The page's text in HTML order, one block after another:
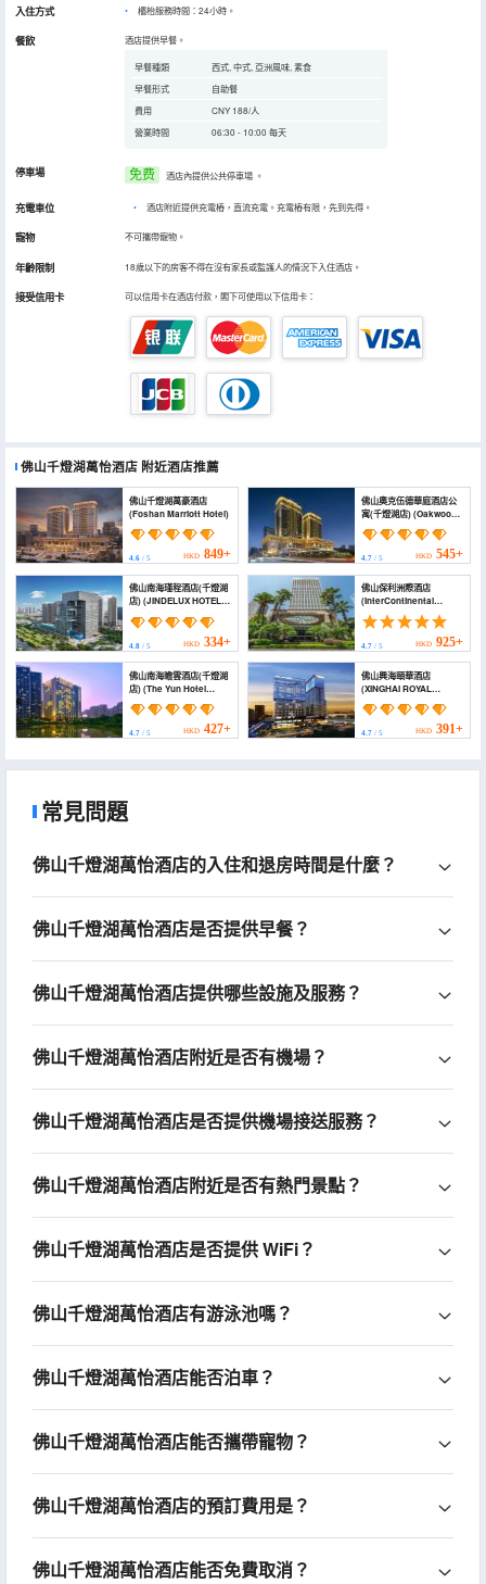
入住方式 櫃枱服務時間：24小時。
餐飲 酒店提供早餐。
早餐種類
西式, 中式, 亞洲風味, 素食
早餐形式
自助餐
費用
CNY 188/人
營業時間
06:30 - 10:00 每天
停車場 免费 酒店內提供公共停車場 。
充電車位 • 酒店附近提供充電樁，直流充電。充電樁有限，先到先得。
寵物 不可攜帶寵物。
年齡限制 18歲以下的房客不得在沒有家長或監護人的情況下入住酒店。
接受信用卡 可以信用卡在酒店付款，閣下可使用以下信用卡：
佛山千燈湖萬怡酒店 附近酒店推薦
佛山千燈湖萬豪酒店
(Foshan Marriott Hotel)
4.6 / 5 HKD 849+
佛山奧克伍德華庭酒店公
寓(千燈湖店) (Oakwood
Residence Foshan)
4.7/ 5 HKD 545+
佛山南海瑾程酒店(千燈湖
店) (JINDELUX HOTEL
4.8 / 5 HKD 334+
佛山保利洲際酒店
(InterContinental
Hotels FOSHAN by IHG)
4.7/ 5 HKD 925+
佛山南海瞻雲酒店(千燈湖
店) (The Yun Hotel
Foshan Nanhai)
4.7 / 5 HKD 427+
佛山興海頤華酒店
(XINGHAI ROYAL
HOTEL)
4.7/ 5 HKD 391+
常見問題
佛山千燈湖萬怡酒店的入住和退房時間是什麼？
佛山千燈湖萬怡酒店是否提供早餐？
佛山千燈湖萬怡酒店提供哪些設施及服務？
佛山千燈湖萬怡酒店附近是否有機場？
佛山千燈湖萬怡酒店是否提供機場接送服務？
佛山千燈湖萬怡酒店附近是否有熱門景點？
佛山千燈湖萬怡酒店是否提供 WiFi？
佛山千燈湖萬怡酒店有游泳池嗎？
佛山千燈湖萬怡酒店能否泊車？
佛山千燈湖萬怡酒店能否攜帶寵物？
佛山千燈湖萬怡酒店的預訂費用是？
佛山千燈湖萬怡酒店能否免費取消？